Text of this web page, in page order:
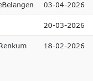
03-04-2026
20-03-2026
18-02-2026